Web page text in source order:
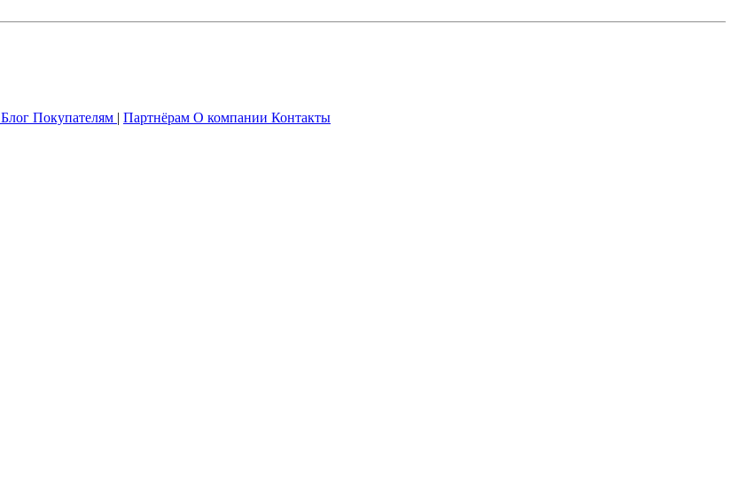
Блог Покупателям | Партнёрам О компании Контакты